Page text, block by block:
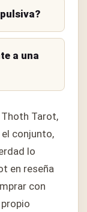
a una
Tarot,
conjunto,
lo
en reseña
con